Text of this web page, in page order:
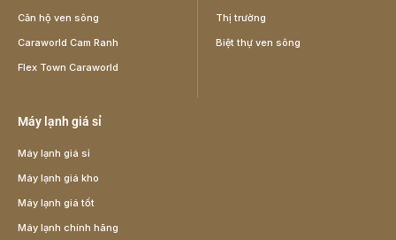
Căn hộ ven sông
Caraworld Cam Ranh
Flex Town Caraworld
Thị trường
Biệt thự ven sông
Máy lạnh giá sỉ
Máy lạnh giá sỉ
Máy lạnh giá kho
Máy lạnh giá tốt
Máy lạnh chính hãng